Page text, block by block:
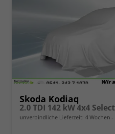
Skoda Kodiaq
unverbindliche Lieferzeit: 4 Wochen